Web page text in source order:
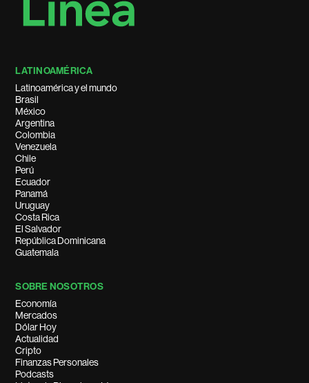
LATINOAMÉRICA
Latinoamérica y el mundo
Brasil
México
Argentina
Colombia
Venezuela
Chile
Perú
Ecuador
Panamá
Uruguay
Costa Rica
El Salvador
República Dominicana
Guatemala
SOBRE NOSOTROS
Economía
Mercados
Dólar Hoy
Actualidad
Cripto
Finanzas Personales
Podcasts